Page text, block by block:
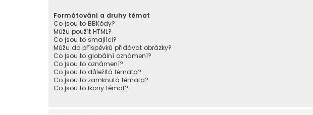
Formátování a druhy témat
Co jsou to BBKódy?
Můžu použít HTML?
Co jsou to smajlíci?
Můžu do příspěvků přidávat obrázky?
Co jsou to globální oznámení?
Co jsou to oznámení?
Co jsou to důležitá témata?
Co jsou to zamknutá témata?
Co jsou to ikony témat?